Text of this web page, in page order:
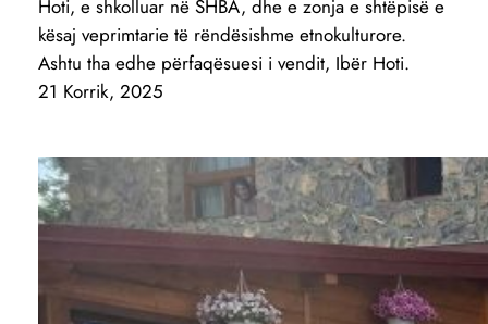
Hoti, e shkolluar në SHBA, dhe e zonja e shtëpisë e
kësaj veprimtarie të rëndësishme etnokulturore.
Ashtu tha edhe përfaqësuesi i vendit, Ibër Hoti.
21 Korrik, 2025